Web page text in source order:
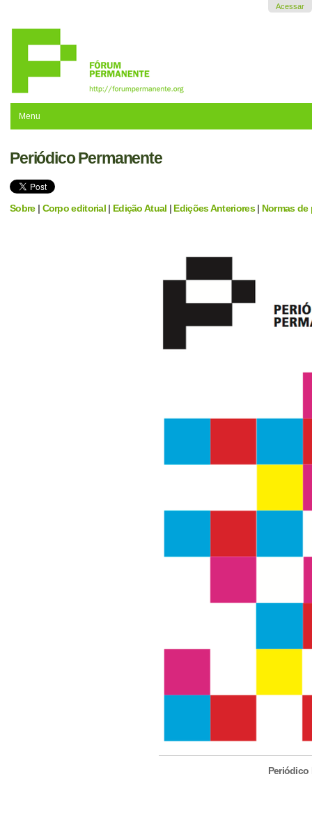
navegação
Acessar
Menu
Periódico Permanente
Sobre| Corpo editorial | Edição Atual | Edições Anteriores| Normas
Periódico